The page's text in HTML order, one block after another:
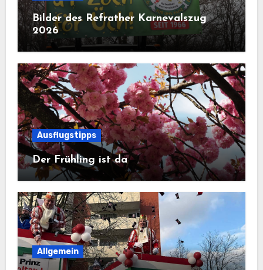
Bilder des Refrather Karnevalszug
2026
Ausflugstipps
Der Frühling ist da
Allgemein